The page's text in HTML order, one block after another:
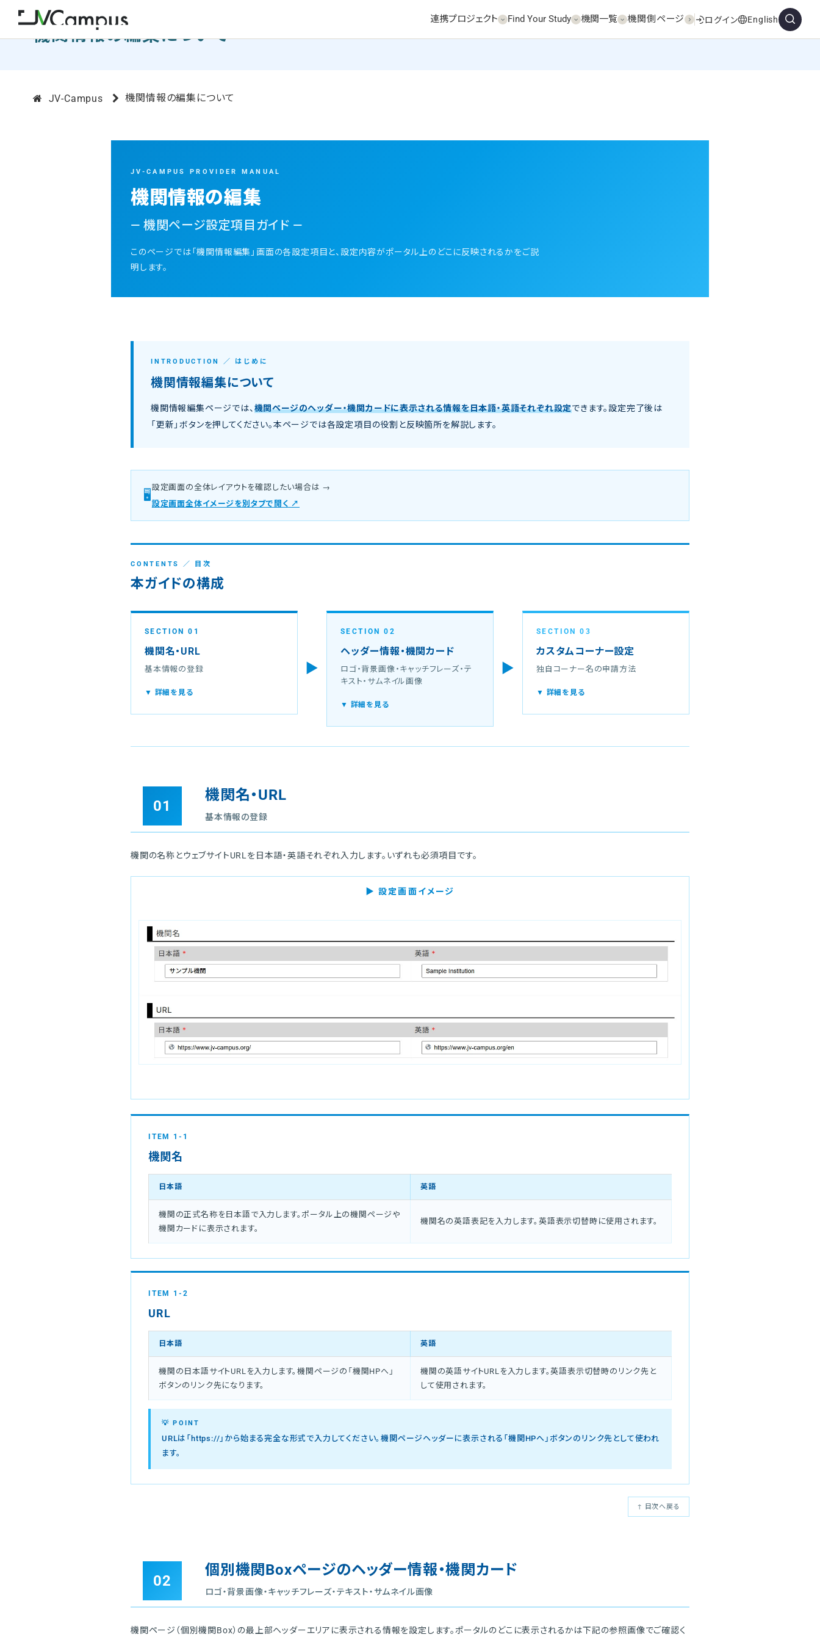
連携プロジェクト Find Your Study 機関一覧 機関側ページ ログイン English
機関情報の編集について
JV-Campus 機関情報の編集について
JV-CAMPUS PROVIDER MANUAL
機関情報の編集
― 機関ページ設定項目ガイド ―
このページでは「機関情報編集」画面の各設定項目と、設定内容がポータル上のどこに反映されるかをご説
明します。
INTRODUCTION ／ はじめに
機関情報編集について
機関情報編集ページでは、 機関ページのヘッダー・機関カードに表示される情報を日本語・英語それぞれ設定できます。設定完了後は
「更新」ボタンを押してください。本ページでは各設定項目の役割と反映箇所を解説します。
🖥️
設定画面の全体レイアウトを確認したい場合は →
設定画面全体イメージを別タブで開く ↗
CONTENTS ／ 目次
本ガイドの構成
SECTION 01
機関名・URL
基本情報の登録
▼ 詳細を見る
▶
SECTION 02
ヘッダー情報・機関カード
ロゴ・背景画像・キャッチフレーズ・テ
キスト・サムネイル画像
▼ 詳細を見る
▶
SECTION 03
カスタムコーナー設定
独自コーナー名の申請方法
▼ 詳細を見る
01
機関名・URL
基本情報の登録
機関の名称とウェブサイトURLを日本語・英語それぞれ入力します。いずれも必須項目です。
▶ 設定画面イメージ
ITEM 1-1
機関名
日本語 英語
機関の正式名称を日本語で入力します。ポータル上の機関ページや
機関カードに表示されます。
機関名の英語表記を入力します。英語表示切替時に使用されます。
ITEM 1-2
URL
日本語 英語
機関の日本語サイトURLを入力します。機関ページの「機関HPへ」
ボタンのリンク先になります。
機関の英語サイトURLを入力します。英語表示切替時のリンク先と
して使用されます。
💡 POINT
URLは「https://」から始まる完全な形式で入力してください。機関ページヘッダーに表示される「機関HPへ」ボタンのリンク先として使われ
ます。
↑ 目次へ戻る
02
個別機関Boxページのヘッダー情報・機関カード
ロゴ・背景画像・キャッチフレーズ・テキスト・サムネイル画像
機関ページ（個別機関Box）の最上部ヘッダーエリアに表示される情報を設定します。ポータルのどこに表示されるかは下記の参照画像でご確認く